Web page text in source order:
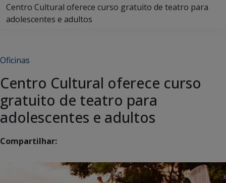
Centro Cultural oferece curso gratuito de teatro para
adolescentes e adultos
Oficinas
Centro Cultural oferece curso
gratuito de teatro para
adolescentes e adultos
Compartilhar: